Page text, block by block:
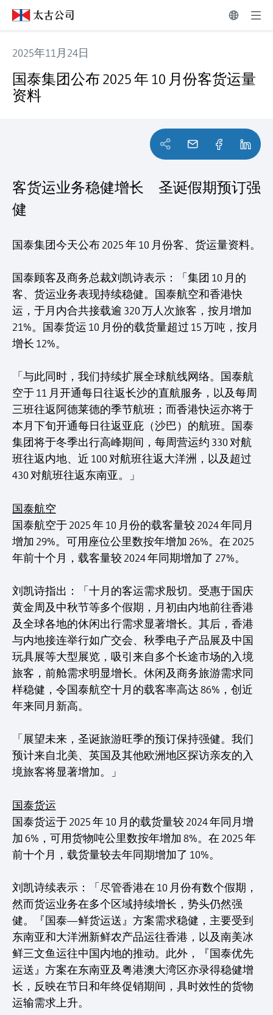
2025年11月24日
国泰集团公布 2025 年 10 月份客货运量
资料
客货运业务稳健增长 圣诞假期预订强
健
国泰集团今天公布 2025 年 10 月份客、货运量资料。
国泰顾客及商务总裁刘凯诗表示：「集团 10 月的
客、货运业务表现持续稳健。国泰航空和香港快
运，于月内合共接载逾 320 万人次旅客，按月增加
21%。国泰货运 10 月份的载货量超过 15 万吨，按月
增长 12%。
「与此同时，我们持续扩展全球航线网络。国泰航
空于 11 月开通每日往返长沙的直航服务，以及每周
三班往返阿德莱德的季节航班；而香港快运亦将于
本月下旬开通每日往返亚庇（沙巴）的航班。国泰
集团将于冬季出行高峰期间，每周营运约 330 对航
班往返内地、近 100 对航班往返大洋洲，以及超过
430 对航班往返东南亚。」
国泰航空
国泰航空于 2025 年 10 月份的载客量较 2024 年同月
增加 29%。可用座位公里数按年增加 26%。在 2025
年前十个月，载客量较 2024 年同期增加了 27%。
刘凯诗指出：「十月的客运需求殷切。受惠于国庆
黄金周及中秋节等多个假期，月初由内地前往香港
及全球各地的休闲出行需求显著增长。其后，香港
与内地接连举行如广交会、秋季电子产品展及中国
玩具展等大型展览，吸引来自多个长途市场的入境
旅客，前舱需求明显增长。休闲及商务旅游需求同
样稳健，令国泰航空十月的载客率高达 86%，创近
年来同月新高。
「展望未来，圣诞旅游旺季的预订保持强健。我们
预计来自北美、英国及其他欧洲地区探访亲友的入
境旅客将显著增加。」
国泰货运
国泰货运于 2025 年 10 月的载货量较 2024 年同月增
加 6%，可用货物吨公里数按年增加 8%。在 2025 年
前十个月，载货量较去年同期增加了 10%。
刘凯诗续表示：「尽管香港在 10 月份有数个假期，
然而货运业务在多个区域持续增长，势头仍然强
健。『国泰—鲜货运送』方案需求稳健，主要受到
东南亚和大洋洲新鲜农产品运往香港，以及南美冰
鲜三文鱼运往中国内地的推动。此外，『国泰优先
运送』方案在东南亚及粤港澳大湾区亦录得稳健增
长，反映在节日和年终促销期间，具时效性的货物
运输需求上升。